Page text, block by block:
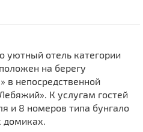
уютный отель категории
на берегу
в непосредственной
К услугам гостей
и 8 номеров типа бунгало
домиках.